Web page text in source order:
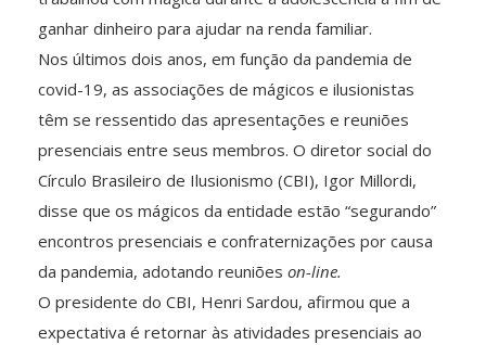
ganhar dinheiro para ajudar na renda familiar.
Nos últimos dois anos, em função da pandemia de
covid-19, as associações de mágicos e ilusionistas
têm se ressentido das apresentações e reuniões
presenciais entre seus membros. O diretor social do
Círculo Brasileiro de Ilusionismo (CBI), Igor Millordi,
disse que os mágicos da entidade estão “segurando”
encontros presenciais e confraternizações por causa
da pandemia, adotando reuniões on-line.
O presidente do CBI, Henri Sardou, afirmou que a
expectativa é retornar às atividades presenciais ao